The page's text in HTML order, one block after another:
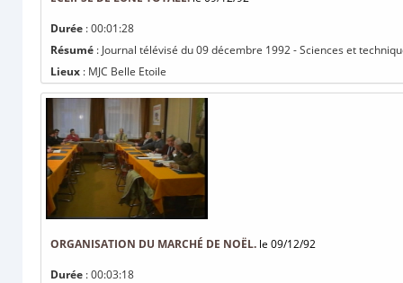
Durée : 00:01:28
Résumé : Journal télévisé du 09 décembre 1992 - Sciences et
Lieux : MJC Belle Etoile
ORGANISATION DU MARCHÉ DE NOËL. le 09/12/92
Durée : 00:03:18